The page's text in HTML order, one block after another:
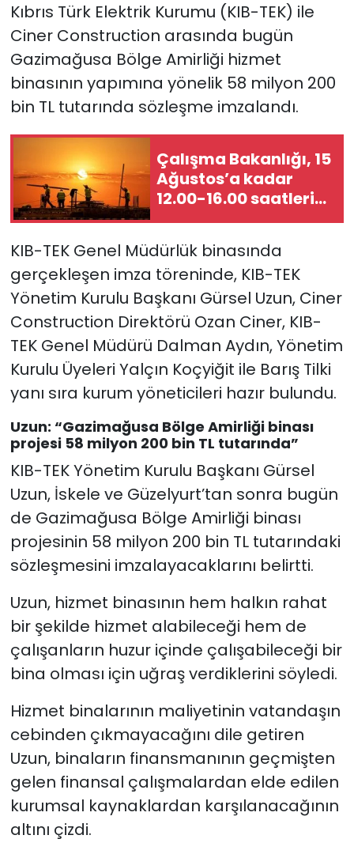
Kıbrıs Türk Elektrik Kurumu (KIB-TEK) ile
Ciner Construction arasında bugün
Gazimağusa Bölge Amirliği hizmet
binasının yapımına yönelik 58 milyon 200
bin TL tutarında sözleşme imzalandı.
Çalışma Bakanlığı, 15
Ağustos’a kadar
12.00-16.00 saatleri
arasında güneş
yasakladı
KIB-TEK Genel Müdürlük binasında
gerçekleşen imza töreninde, KIB-TEK
Yönetim Kurulu Başkanı Gürsel Uzun, Ciner
Construction Direktörü Ozan Ciner, KIB-
TEK Genel Müdürü Dalman Aydın, Yönetim
Kurulu Üyeleri Yalçın Koçyiğit ile Barış Tilki
yanı sıra kurum yöneticileri hazır bulundu.
Uzun: “Gazimağusa Bölge Amirliği binası
projesi 58 milyon 200 bin TL tutarında”
KIB-TEK Yönetim Kurulu Başkanı Gürsel
Uzun, İskele ve Güzelyurt’tan sonra bugün
de Gazimağusa Bölge Amirliği binası
projesinin 58 milyon 200 bin TL tutarındaki
sözleşmesini imzalayacaklarını belirtti.
Uzun, hizmet binasının hem halkın rahat
bir şekilde hizmet alabileceği hem de
çalışanların huzur içinde çalışabileceği bir
bina olması için uğraş verdiklerini söyledi.
Hizmet binalarının maliyetinin vatandaşın
cebinden çıkmayacağını dile getiren
Uzun, binaların finansmanının geçmişten
gelen finansal çalışmalardan elde edilen
kurumsal kaynaklardan karşılanacağının
altını çizdi.
SAĞLIK
Spor
Teknoloji
TÜRKiYE
Video Galeri
YAŞAM
Yazarlar